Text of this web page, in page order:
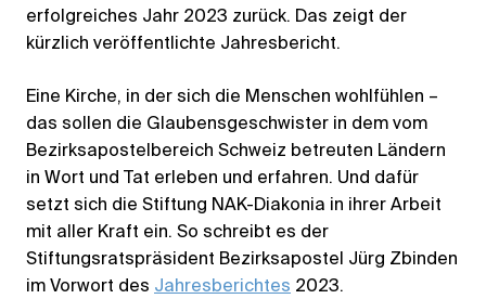
erfolgreiches Jahr 2023 zurück. Das zeigt der
kürzlich veröffentlichte Jahresbericht.
Eine Kirche, in der sich die Menschen wohlfühlen –
das sollen die Glaubensgeschwister in dem vom
Bezirksapostelbereich Schweiz betreuten Ländern
in Wort und Tat erleben und erfahren. Und dafür
setzt sich die Stiftung NAK-Diakonia in ihrer Arbeit
mit aller Kraft ein. So schreibt es der
Stiftungsratspräsident Bezirksapostel Jürg Zbinden
im Vorwort des Jahresberichtes 2023.